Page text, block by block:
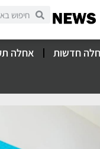
חדשות אחלה